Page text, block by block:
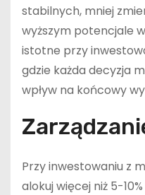
stabilnych, mniej
wyższym potencjale
istotne przy
gdzie każda decyzja
wpływ na końcowy
Przy inwestowaniu z
alokuj więcej niż 5-